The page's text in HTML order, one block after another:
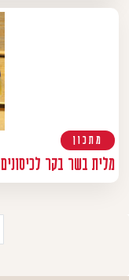
מתכון
מלית בשר בקר לכיסונים